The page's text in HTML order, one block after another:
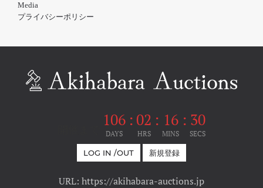
Media
プライバシーポリシー
106
DAYS
: 02
HRS
: 16
MINS
: 30
SECS
LOG IN /OUT 新規登録
URL: https://akihabara-auctions.jp